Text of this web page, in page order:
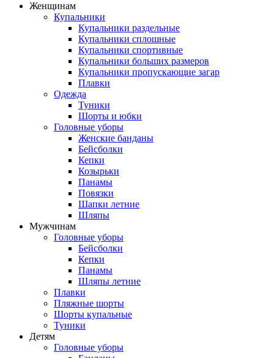
Женщинам
Купальники
Купальники раздельные
Купальники сплошные
Купальники спортивные
Купальники больших размеров
Купальники пропускающие загар
Плавки
Одежда
Туники
Шорты и юбки
Головные уборы
Женские банданы
Бейсболки
Кепки
Козырьки
Панамы
Повязки
Шапки летние
Шляпы
Мужчинам
Головные уборы
Бейсболки
Кепки
Панамы
Шляпы летние
Плавки
Пляжные шорты
Шорты купальные
Туники
Детям
Головные уборы